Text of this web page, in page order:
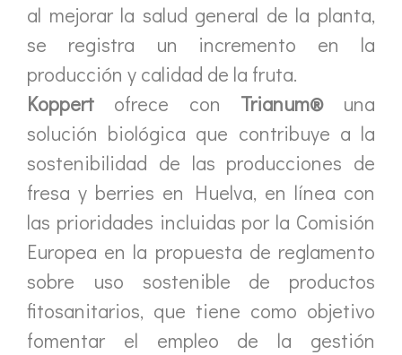
al mejorar la salud general de la planta,
se registra un incremento en la
producción y calidad de la fruta.
Koppert ofrece con Trianum®una
solución biológica que contribuye a la
sostenibilidad de las producciones de
fresa y berries en Huelva, en línea con
las prioridades incluidas por la Comisión
Europea en la propuesta de reglamento
sobre uso sostenible de productos
fitosanitarios, que tiene como objetivo
fomentar el empleo de la gestión